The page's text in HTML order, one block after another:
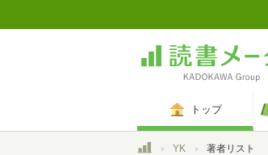
トップ
トップ
YK 著者リスト